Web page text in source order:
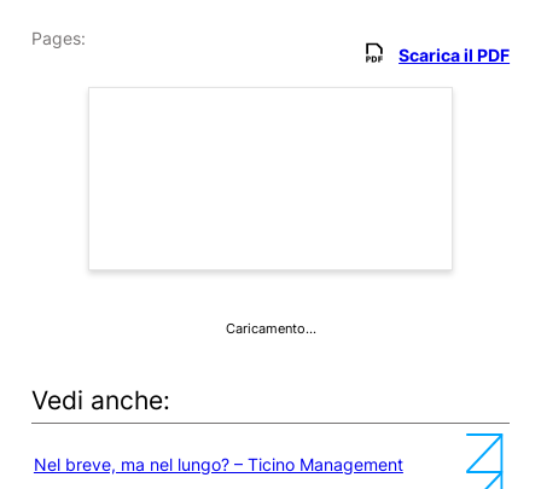
Pages:
Scarica il PDF
Caricamento…
Vedi anche:
Nel breve, ma nel lungo? – Ticino Management